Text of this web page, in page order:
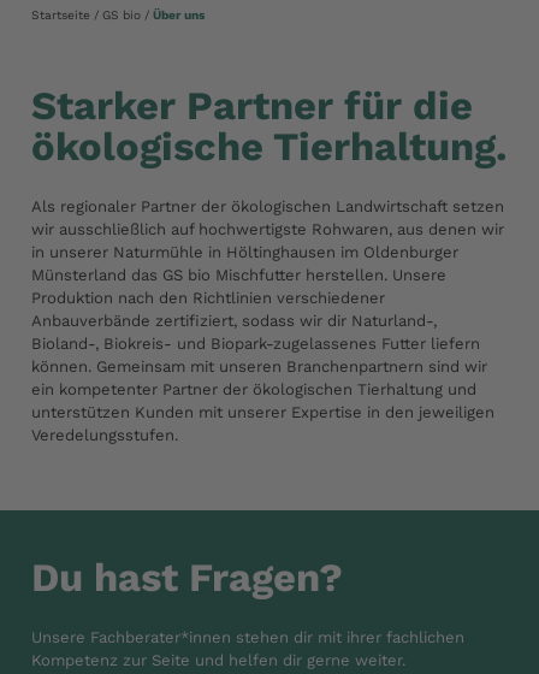
Startseite GS bio Über uns
Starker Partner für die
ökologische Tierhaltung.
Als regionaler Partner der ökologischen Landwirtschaft setzen
wir ausschließlich auf hochwertigste Rohwaren, aus denen wir
in unserer Naturmühle in Höltinghausen im Oldenburger
Münsterland das GS bio Mischfutter herstellen. Unsere
Produktion nach den Richtlinien verschiedener
Anbauverbände zertifiziert, sodass wir dir Naturland-,
Bioland-, Biokreis- und Biopark-zugelassenes Futter liefern
können. Gemeinsam mit unseren Branchenpartnern sind wir
ein kompetenter Partner der ökologischen Tierhaltung und
unterstützen Kunden mit unserer Expertise in den jeweiligen
Veredelungsstufen.
Du hast Fragen?
Unsere Fachberater*innen stehen dir mit ihrer fachlichen
Kompetenz zur Seite und helfen dir gerne weiter.